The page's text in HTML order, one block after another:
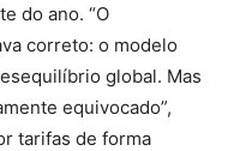
do ano. “O
correto: o modelo
global. Mas
equivocado”,
tarifas de forma